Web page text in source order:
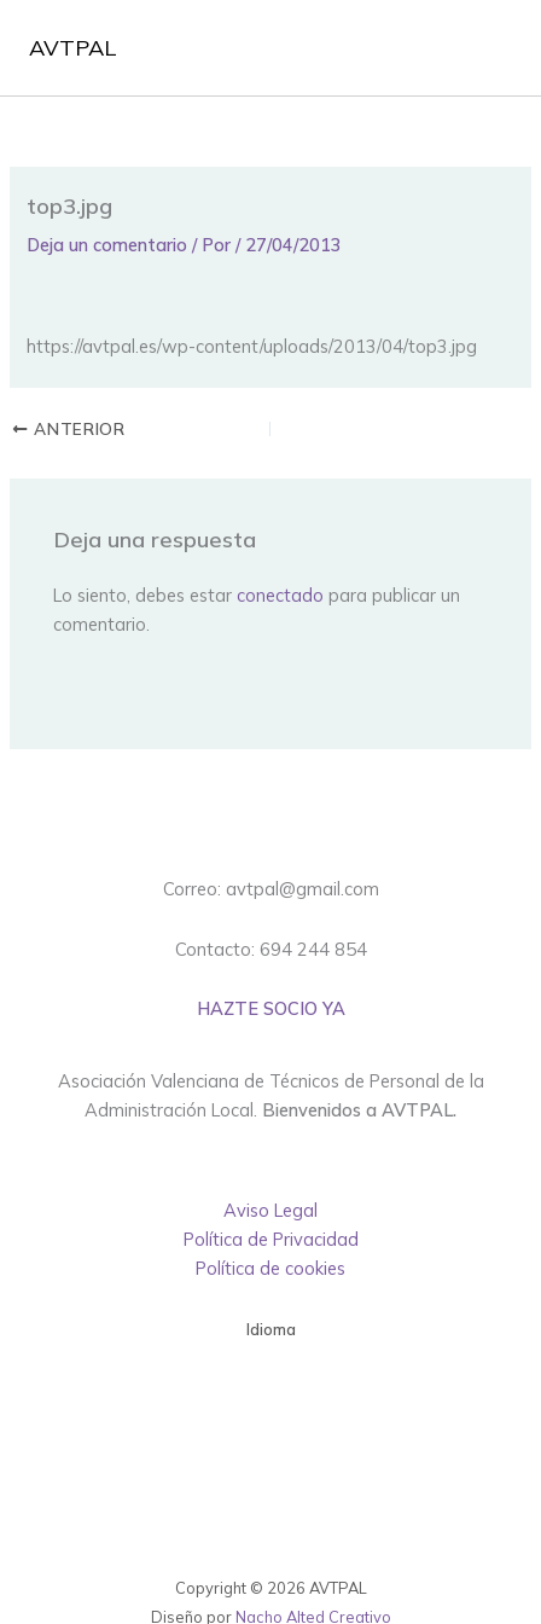
AVTPAL
top3.jpg
Deja un comentario / Por/ 27/04/2013
https://avtpal.es/wp-content/uploads/2013/04/top3.jpg
ANTERIOR
Deja una respuesta
Lo siento, debes estar conectado para publicar un
comentario.
Correo: avtpal@gmail.com
Contacto: 694 244 854
HAZTE SOCIO YA
Asociación Valenciana de Técnicos de Personal de la
Administración Local. Bienvenidos a AVTPAL.
Aviso Legal
Política de Privacidad
Política de cookies
Idioma
Copyright © 2026 AVTPAL
Diseño por Nacho Alted Creativo